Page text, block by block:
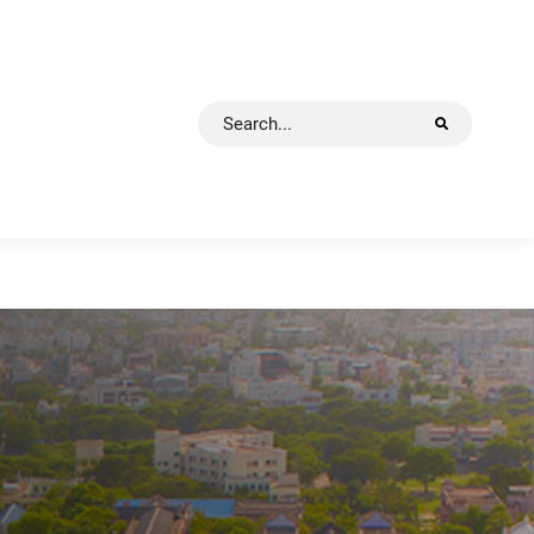
Search